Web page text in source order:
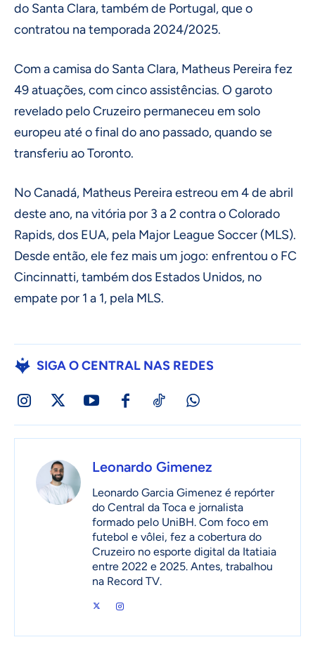
do Santa Clara, também de Portugal, que o
contratou na temporada 2024/2025.
Com a camisa do Santa Clara, Matheus Pereira fez
49 atuações, com cinco assistências. O garoto
revelado pelo Cruzeiro permaneceu em solo
europeu até o final do ano passado, quando se
transferiu ao Toronto.
No Canadá, Matheus Pereira estreou em 4 de abril
deste ano, na vitória por 3 a 2 contra o Colorado
Rapids, dos EUA, pela Major League Soccer (MLS).
Desde então, ele fez mais um jogo: enfrentou o FC
Cincinnatti, também dos Estados Unidos, no
empate por 1 a 1, pela MLS.
SIGA O CENTRAL NAS REDES
Leonardo Gimenez
Leonardo Garcia Gimenez é repórter
do Central da Toca e jornalista
formado pelo UniBH. Com foco em
futebol e vôlei, fez a cobertura do
Cruzeiro no esporte digital da Itatiaia
entre 2022 e 2025. Antes, trabalhou
na Record TV.